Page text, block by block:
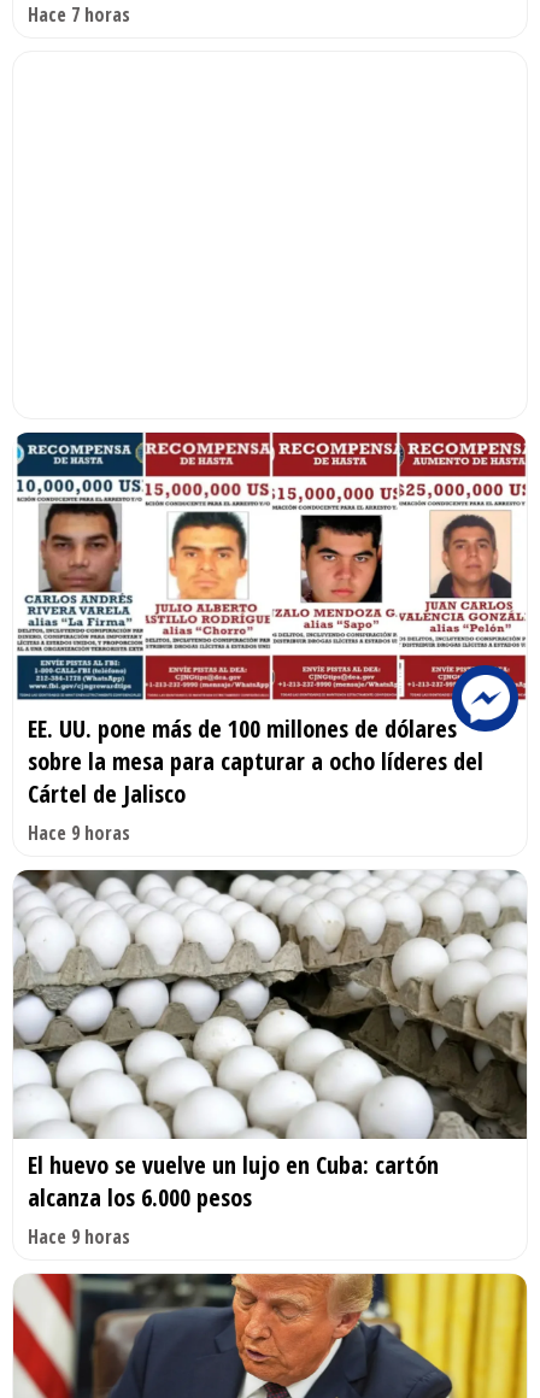
Hace 7 horas
EE. UU. pone más de 100 millones de dólares
sobre la mesa para capturar a ocho líderes del
Cártel de Jalisco
Hace 9 horas
El huevo se vuelve un lujo en Cuba: cartón
alcanza los 6.000 pesos
Hace 9 horas